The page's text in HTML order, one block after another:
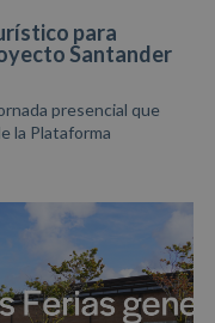
para
Santander
presencial que
la Plataforma